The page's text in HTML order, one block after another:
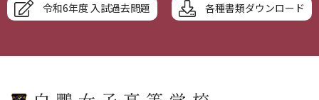
令和6年度 入試過去問題 各種書類ダウンロード